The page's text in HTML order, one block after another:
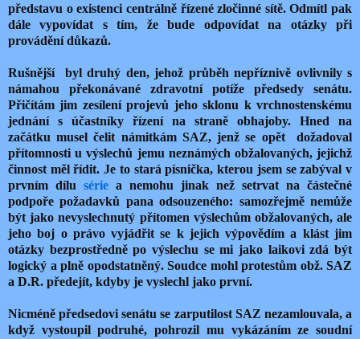
představu o existenci centrálně řízené zločinné sítě. Odmítl pak
dále vypovídat s tím, že bude odpovídat na otázky při
provádění důkazů.
Rušnější byl druhý den, jehož průběh nepříznivě ovlivnily s
námahou překonávané zdravotní potíže předsedy senátu.
Přičítám jim zesílení projevů jeho sklonu k vrchnostenskému
jednání s účastníky řízení na straně obhajoby. Hned na
začátku musel čelit námitkám SAZ, jenž se opět dožadoval
přítomnosti u výslechů jemu neznámých obžalovaných, jejichž
činnost měl řídit. Je to stará písnička, kterou jsem se zabýval v
prvním dílu série a nemohu jinak než setrvat na částečné
podpoře požadavků pana odsouzeného: samozřejmě nemůže
být jako nevyslechnutý přítomen výslechům obžalovaných, ale
jeho boj o právo vyjádřit se k jejich výpovědím a klást jim
otázky bezprostředně po výslechu se mi jako laikovi zdá být
logický a plně opodstatněný. Soudce mohl protestům obž. SAZ
a D.R. předejít, kdyby je vyslechl jako první.
Nicméně předsedovi senátu se zarputilost SAZ nezamlouvala, a
když vystoupil podruhé, pohrozil mu vykázáním ze soudní